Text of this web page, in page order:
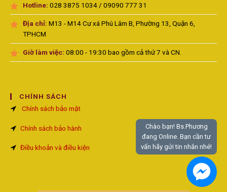
Hotline: 028 3875 1034 / 09090 777 31
Địa chỉ: M13 - M14 Cư xá Phú Lâm B, Phường 13, Quận 6,
TPHCM
Giờ làm việc: 08:00 - 19:30 bao gồm cả thứ 7 và CN.
CHÍNH SÁCH
Chính sách bảo mật
Chính sách bảo hành
Điều khoản và điều kiện
Chào bạn! Bs.Phương
đang Online. Bạn cần tư
vấn hãy gửi tin nhắn nhé!